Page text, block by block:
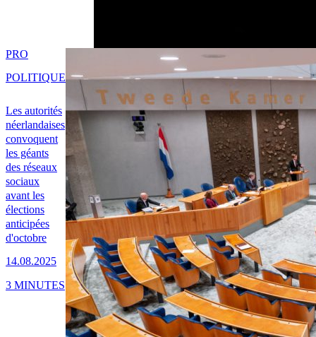
Les autorités
néerlandaises
convoquent
les géants
des réseaux
sociaux
avant les
élections
anticipées
d'octobre
14.08.2025
PRO
POLITIQUE
3 MINUTES